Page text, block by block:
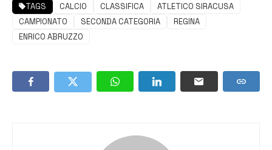
TAGS CALCIO CLASSIFICA
ATLETICO SIRACUSA
CAMPIONATO
SECONDA CATEGORIA
REGINA
ENRICO ABRUZZO